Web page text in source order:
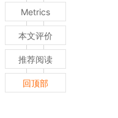
Metrics
本文评价
推荐阅读
回顶部